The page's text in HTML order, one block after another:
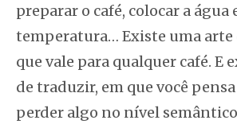
preparar o café, colocar a água
temperatura… Existe uma arte
que vale para qualquer café. E
de traduzir, em que você
perder algo no nível